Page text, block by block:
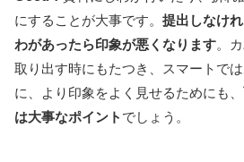
にすることが大事です。 提出しなけ
わがあったら印象が悪くなります。
取り出す時にもたつき、スマートで
に、より印象をよく見せるためにも、
は大事なポイント でしょう。